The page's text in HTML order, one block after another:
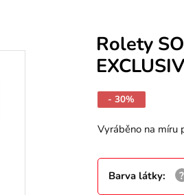
Rolety
- 30%
Vyráběno na míru
Barva látky: